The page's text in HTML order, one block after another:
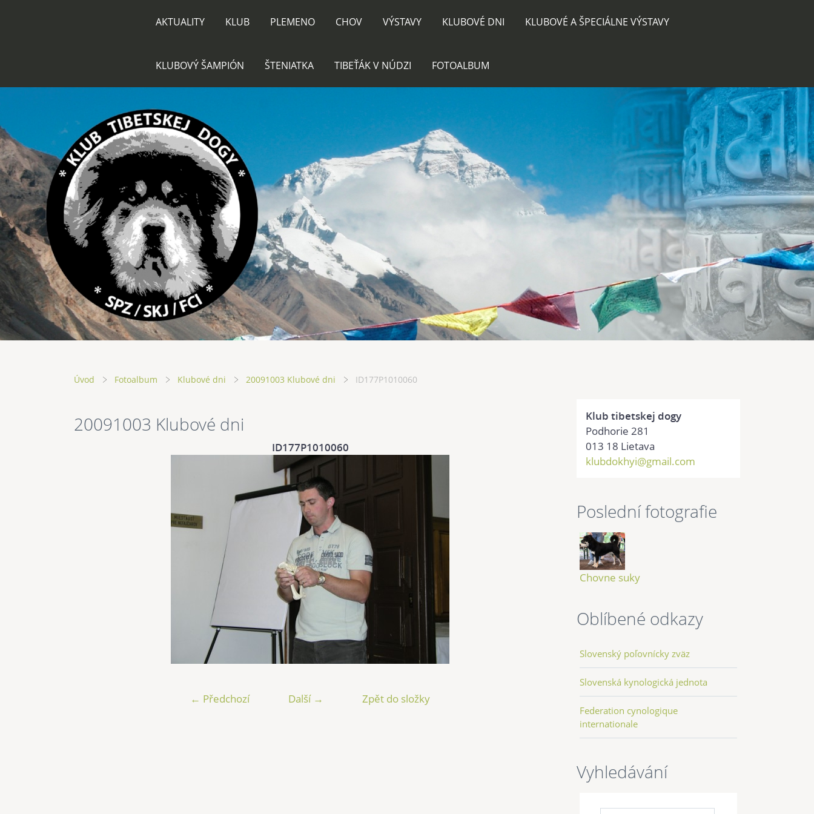
AKTUALITY KLUB PLEMENO CHOV VÝSTAVY KLUBOVÉ DNI KLUBOVÉ A ŠPECIÁLNE VÝSTAVY
KLUBOVÝ ŠAMPIÓN ŠTENIATKA TIBEŤÁK V NÚDZI FOTOALBUM
Úvod Fotoalbum Klubové dni 20091003 Klubové dni ID177P1010060
20091003 Klubové dni
ID177P1010060
← Předchozí Další → Zpět do složky
Klub tibetskej dogy
Podhorie 281
013 18 Lietava
klubdokhyi@gmail.com
Poslední fotografie
Chovne suky
Oblíbené odkazy
Slovenský poľovnícky zväz
Slovenská kynologická jednota
Federation cynologique
internationale
Vyhledávání